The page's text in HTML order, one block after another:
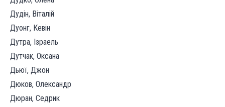
Дудін, Віталій
Дуонг, Кевін
Дутра, Ізраель
Дутчак, Оксана
Дьюї, Джон
Дюков, Олександр
Дюран, Седрик